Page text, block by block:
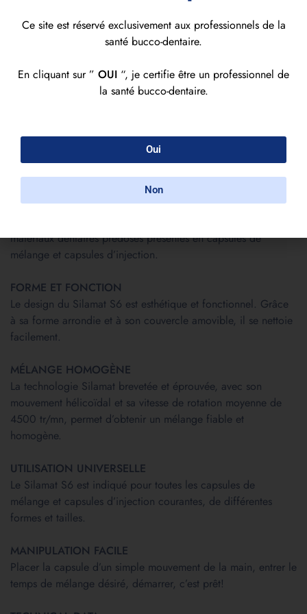
Description Reviews (0)
Le Silamat S6 est un vibreur universel moderne pour les
matériaux dentaires prédosés présentés en capsules de
mélange et capsules d’injection.
FORME ET FONCTION
Le design du Silamat S6 est esthétique et fonctionnel. Grâce
à sa forme arrondie et à son couvercle amovible, il se nettoie
facilement.
MÉLANGE HOMOGÈNE
La technologie Silamat brevetée et éprouvée, avec son
mouvement hélicoïdal et sa vitesse de rotation moyenne de
4500 tr/mn, permet d’obtenir un mélange fiable et
homogène.
UTILISATION UNIVERSELLE
Le Silamat S6 est indiqué pour toutes les capsules de
mélange et capsules d’injection courantes, de différentes
formes et tailles.
MANIPULATION FACILE
Placer la capsule d’un simple mouvement de la main, entrer le
temps de mélange désiré, démarrer, c’est prêt!
Ce site est réservé exclusivement aux professionnels de la
santé bucco-dentaire.
En cliquant sur ” OUI “, je certifie être un professionnel de
la santé bucco-dentaire.
Oui
Non